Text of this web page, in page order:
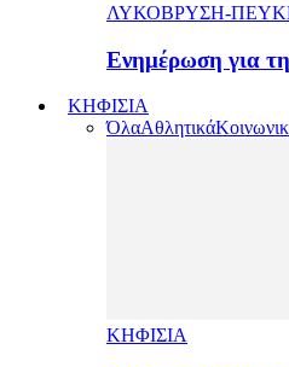
ΛΥΚΟΒΡΥΣΗ-
Ενημέρωση για
ΚΗΦΙΣΙΑ
ΌλαΑθλητικά
ΚΗΦΙΣΙΑ